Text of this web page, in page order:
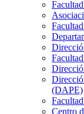
(DAPE)
Centro